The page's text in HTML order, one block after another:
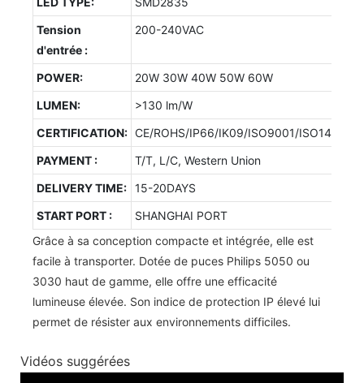
Tension
d'entrée :
200-240VAC
POWER:
20W 30W 40W 50W 60W
LUMEN:
>130 lm/W
CERTIFICATION: CE/ROHS/IP66/IK09/ISO9001/ISO14001/
PAYMENT :
T/T, L/C, Western Union
DELIVERY TIME: 15-20DAYS
START PORT :
SHANGHAI PORT
Grâce à sa conception compacte et intégrée, elle est
facile à transporter. Dotée de puces Philips 5050 ou
3030 haut de gamme, elle offre une efficacité
lumineuse élevée. Son indice de protection IP élevé lui
permet de résister aux environnements difficiles.
Vidéos suggérées